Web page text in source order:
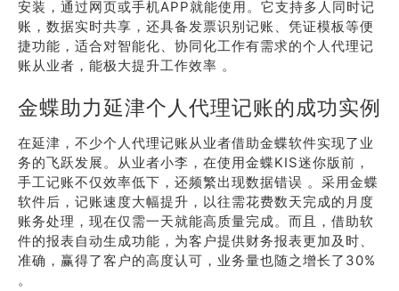
安装，通过网页或手机APP就能使用。它支持多人同时记
账，数据实时共享，还具备发票识别记账、凭证模板等便
捷功能，适合对智能化、协同化工作有需求的个人代理记
账从业者，能极大提升工作效率 。
金蝶助力延津个人代理记账的成功实例
在延津，不少个人代理记账从业者借助金蝶软件实现了业
务的飞跃发展。从业者小李，在使用金蝶KIS迷你版前，
手工记账不仅效率低下，还频繁出现数据错误 。采用金蝶
软件后，记账速度大幅提升，以往需花费数天完成的月度
账务处理，现在仅需一天就能高质量完成。而且，借助软
件的报表自动生成功能，为客户提供财务报表更加及时、
准确，赢得了客户的高度认可，业务量也随之增长了30%
。